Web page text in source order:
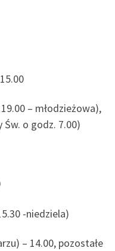
– młodzieżowa),
Św. o godz. 7.00)
-niedziela)
– 14.00, pozostałe